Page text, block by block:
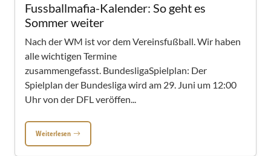
Fussballmafia-Kalender: So geht es
Sommer weiter
Nach der WM ist vor dem Vereinsfußball. Wir haben
alle wichtigen Termine
zusammengefasst. BundesligaSpielplan: Der
Spielplan der Bundesliga wird am 29. Juni um 12:00
Uhr von der DFL veröffen...
Weiterlesen